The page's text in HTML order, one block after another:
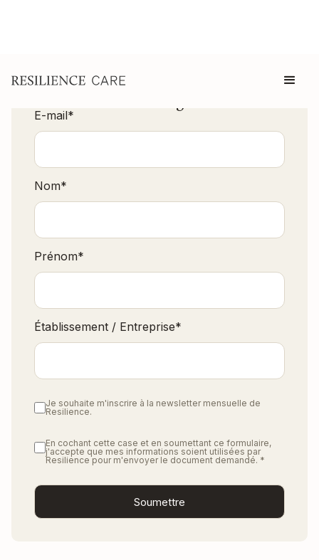
E-mail*
Nom*
Prénom*
Établissement / Entreprise*
Je souhaite m'inscrire à la newsletter mensuelle de
Resilience.
En cochant cette case et en soumettant ce formulaire,
j'accepte que mes informations soient utilisées par
Resilience pour m'envoyer le document demandé. *